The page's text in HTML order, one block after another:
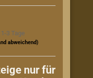
3 Tage
abweichend)
nur für